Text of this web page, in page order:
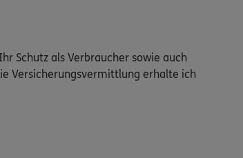
Schutz als Verbraucher sowie auch
Versicherungsvermittlung erhalte ich